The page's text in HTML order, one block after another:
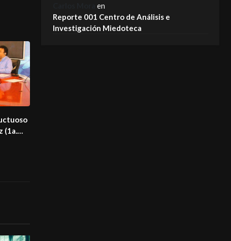
(1a.
en
Reporte 001 Centro de Análisis e
Investigación Miedoteca